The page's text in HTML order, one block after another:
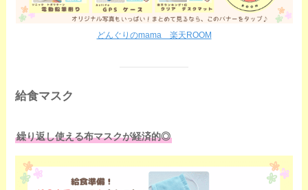
どんぐりのmama 楽天ROOM
給食マスク
繰り返し使える布マスクが経済的◎